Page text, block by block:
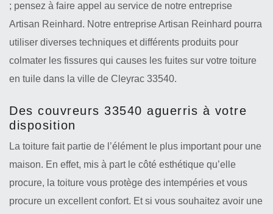
; pensez à faire appel au service de notre entreprise
Artisan Reinhard. Notre entreprise Artisan Reinhard pourra
utiliser diverses techniques et différents produits pour
colmater les fissures qui causes les fuites sur votre toiture
en tuile dans la ville de Cleyrac 33540.
Des couvreurs 33540 aguerris à votre
disposition
La toiture fait partie de l’élément le plus important pour une
maison. En effet, mis à part le côté esthétique qu’elle
procure, la toiture vous protège des intempéries et vous
procure un excellent confort. Et si vous souhaitez avoir une